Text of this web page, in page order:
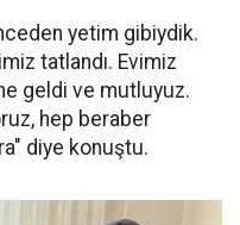
yetim gibiydik.
tatlandı. Evimiz
geldi ve mutluyuz.
hep beraber
diye konuştu.